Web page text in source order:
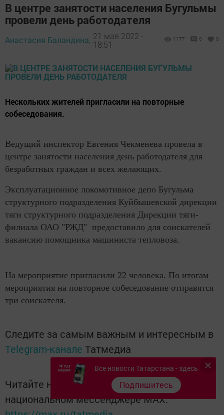
В центре занятости населения Бугульмы
провели день работодателя
Анастасия Баландина, 21 мая 2022 -
18:51
1177 0 0
Нескольких жителей пригласили на повторные
собеседования.
Ведущий инспектор Евгения Чекменева провела в
центре занятости населения день работодателя для
безработных граждан и всех желающих.
Эксплуатационное локомотивное депо Бугульма
структурного подразделения Куйбышевской дирекции
тяги структурного подразделения Дирекции тяги-
филиала ОАО "РЖД" предоставило для соискателей
вакансию помощника машиниста тепловоза.
На мероприятие пригласили 22 человека. По итогам
мероприятия на повторное собеседование отправятся
три соискателя.
Следите за самым важным и интересным в
Telegram-канале Татмедиа
Читайте новости Татарстана в
национальном мессенджере MАХ:
Все новости Татарстана - здесь
Подпишитесь